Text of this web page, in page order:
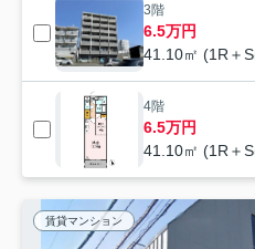
3階
6.5万円
41.10㎡ (1R＋
4階
6.5万円
41.10㎡ (1R＋
賃貸マンション